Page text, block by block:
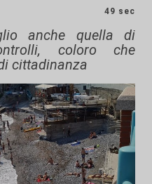
49 sec
anche quella di
coloro che
cittadinanza